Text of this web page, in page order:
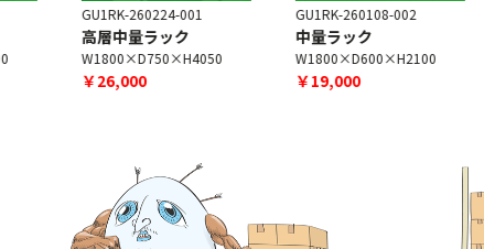
GU1RK-260224-001
高層中量ラック
W1800×D750×H4050
￥26,000
GU1RK-260108-002
中量ラック
W1800×D600×H2100
￥19,000